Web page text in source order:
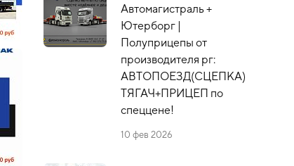
Автомагистраль +
Ютерборг |
Полуприцепы от
производителя рг:
АВТОПОЕЗД(СЦЕПКА)
ТЯГАЧ+ПРИЦЕП по
спеццене!
10 фев 2026